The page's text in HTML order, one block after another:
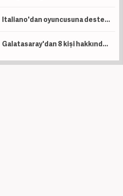
Italiano'dan oyuncusuna destek: Çok sevindim!
Galatasaray'dan 8 kişi hakkında suç duyurusu! Dikkat çeken isimler var